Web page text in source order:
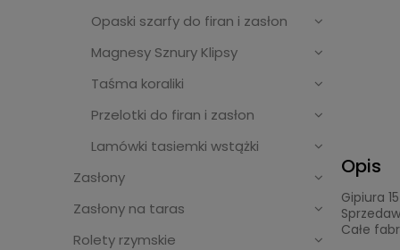
Opaski szarfy do firan i zasłon
Magnesy Sznury Klipsy
Taśma koraliki
Przelotki do firan i zasłon
Lamówki tasiemki wstążki
Zasłony
Zasłony na taras
Rolety rzymskie
Opis
Gipiura
Całe